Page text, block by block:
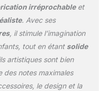
irréprochableet
. Avec ses
, il stimule l’imagination
tout en étant solide
artistiques sont bien
des notes maximales
le design et la